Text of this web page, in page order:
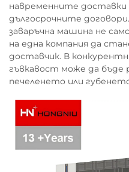
навременните доставки
дългосрочните
заваръчна машина не
на една компания да
доставчик. В
гъвкавост може да
печеленето или